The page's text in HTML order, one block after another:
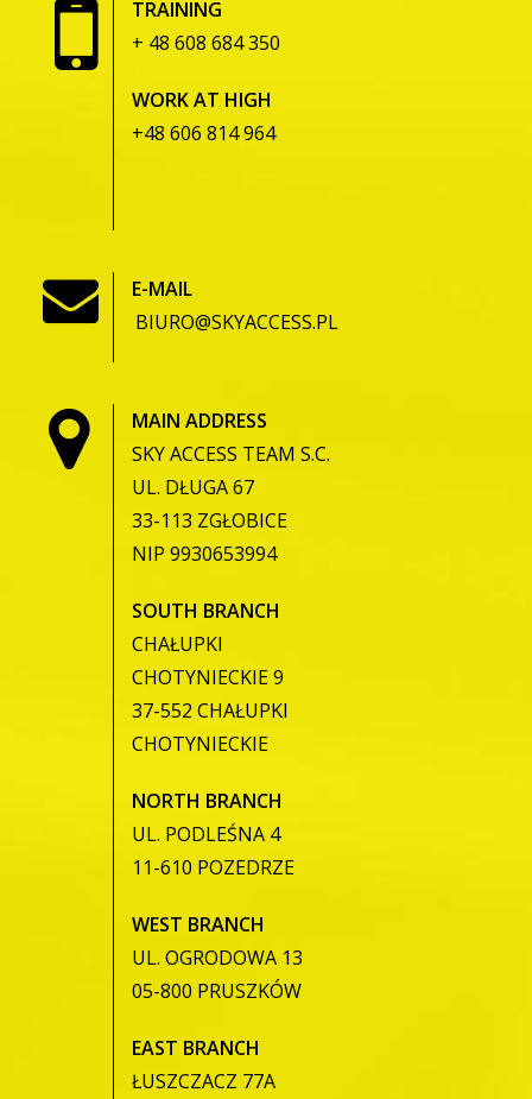
TRAINING
+ 48 608 684 350
WORK AT HIGH
+48 606 814 964
E-MAIL
BIURO@SKYACCESS.PL
MAIN ADDRESS
SKY ACCESS TEAM S.C.
UL. DŁUGA 67
33-113 ZGŁOBICE
NIP 9930653994
SOUTH BRANCH
CHAŁUPKI
CHOTYNIECKIE 9
37-552 CHAŁUPKI
CHOTYNIECKIE
NORTH BRANCH
UL. PODLEŚNA 4
11-610 POZEDRZE
WEST BRANCH
UL. OGRODOWA 13
05-800 PRUSZKÓW
EAST BRANCH
ŁUSZCZACZ 77A